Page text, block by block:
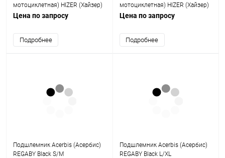
мотоциклетная) HIZER (Хайзер)
AT - 7830 (XXL)
Цена по запросу
Подробнее
мотоциклетная) HIZER (Хайзер)
AT - 7831 (M)
Цена по запросу
Подробнее
Подшлемник Acerbis (Асербис)
REGABY Black S/M
Подшлемник Acerbis (Асербис)
REGABY Black L/XL